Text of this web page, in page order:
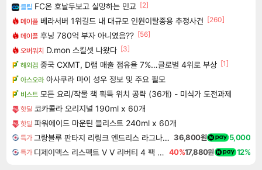
클립 FC온 호날두보고 실망하는 민교 [2]
메이플 베라서버 1위길드 내 대규모 인원이탈종용 추정사건 [260]
메이플 후닝 780억 부자 아니였음?? [56]
오버워치 D.mon 스킬셋 나왔다 [3]
해외겜 중국 CXMT, D램 매출 점유율 7%…글로벌 4위로 부상 [1]
아스오라 아사쿠라 마이 성우 정보 및 주요 필모
비스트 모든 요리/작물 책 획득 위치 공략 (36개) - 미식가 도전과제
핫딜 코카콜라 오리지널 190ml x 60개
핫딜 파워에이드 마운틴 블리스트 240ml x 60개
특가 그랑블루 판타지 리링크 엔드리스 라그나로크 업그레이드 킷 Granblue Fantasy Relink Endless Ragnarok Upgrade Kit DLC 36,800원 5,000
특가 디제이맥스 리스펙트 V V 리버티 4 팩 DJMAX RESPECT V V Liberty 4 Pack DLC 40%17,880원 12%